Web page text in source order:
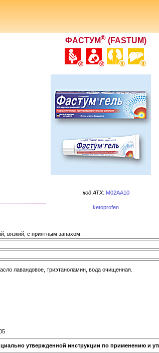
ФАСТУМ® (FASTUM)
код ATX: M02AA10
ketoprofen
вязкий, с приятным запахом.
лавандовое, триэтаноламин, вода очищенная.
утвержденной инструкции по применению и